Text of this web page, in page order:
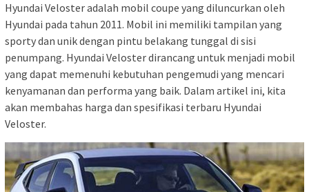
Hyundai Veloster adalah mobil coupe yang diluncurkan oleh
Hyundai pada tahun 2011. Mobil ini memiliki tampilan yang
sporty dan unik dengan pintu belakang tunggal di sisi
penumpang. Hyundai Veloster dirancang untuk menjadi mobil
yang dapat memenuhi kebutuhan pengemudi yang mencari
kenyamanan dan performa yang baik. Dalam artikel ini, kita
akan membahas harga dan spesifikasi terbaru Hyundai
Veloster.